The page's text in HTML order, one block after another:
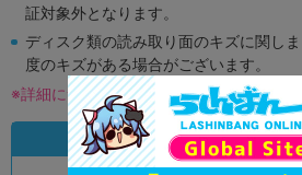
証対象外となります。
ディスク類の読み取り面のキズに関し
度のキズがある場合がございます。
※詳細につきましてはコチラ
状態違いの同一商